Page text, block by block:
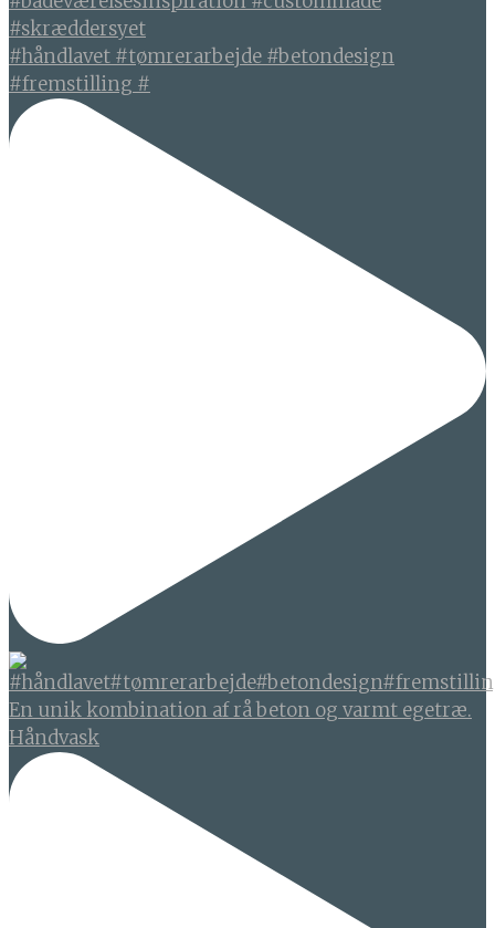
#håndlavet #tømrerarbejde #betondesign
#fremstilling #
En unik kombination af rå beton og varmt egetræ.
Håndvask